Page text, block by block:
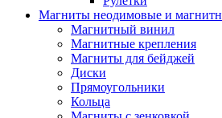
Магниты неодимовые и
Магнитный винил
Магнитные крепления
Магниты для бейджей
Диски
Прямоугольники
Кольца